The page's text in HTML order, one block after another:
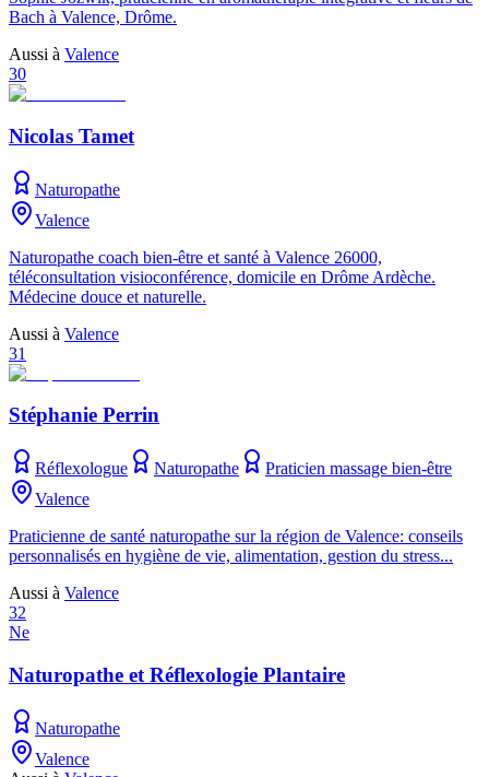
Bach à Valence, Drôme.
Aussi à Valence
30
Nicolas Tamet
Naturopathe
Valence
Naturopathe coach bien-être et santé à Valence 26000,
téléconsultation visioconférence, domicile en Drôme Ardèche.
Médecine douce et naturelle.
Aussi à Valence
31
Stéphanie Perrin
Réflexologue Naturopathe
Praticien massage bien-être
Valence
Praticienne de santé naturopathe sur la région de Valence: conseils
personnalisés en hygiène de vie, alimentation, gestion du stress...
Aussi à Valence
32
Ne
Naturopathe et Réflexologie Plantaire
Naturopathe
Valence